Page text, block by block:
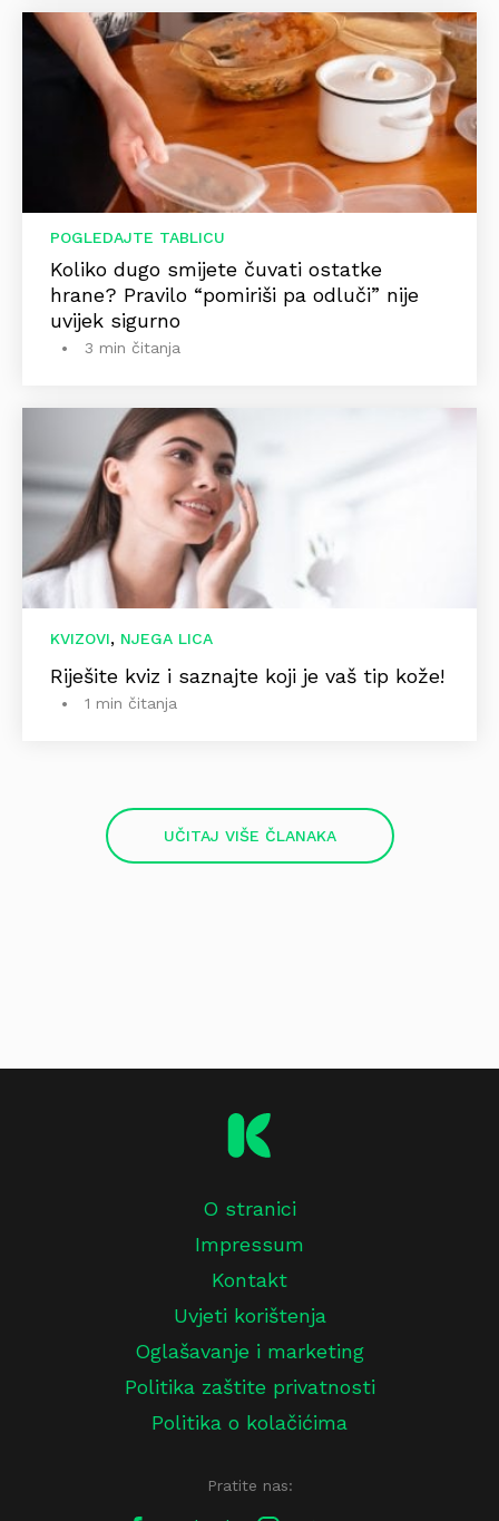
POGLEDAJTE TABLICU
Koliko dugo smijete čuvati ostatke
hrane? Pravilo “pomiriši pa odluči” nije
uvijek sigurno
3 min čitanja
KVIZOVI, NJEGA LICA
Riješite kviz i saznajte koji je vaš tip kože!
1 min čitanja
UČITAJ VIŠE ČLANAKA
O stranici
Impressum
Kontakt
Uvjeti korištenja
Oglašavanje i marketing
Politika zaštite privatnosti
Politika o kolačićima
Pratite nas: